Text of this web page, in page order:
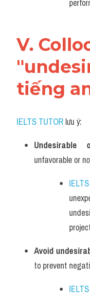
V.
tiếng
IELTS TUTOR lưu ý:
Undesirable
unfavorable or
Avoid
to prevent